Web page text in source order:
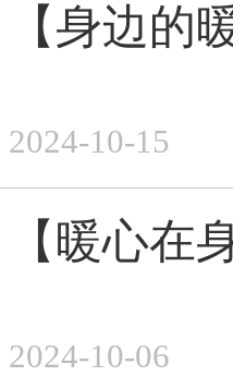
【身边的
2024-10-15
【暖心在
2024-10-06